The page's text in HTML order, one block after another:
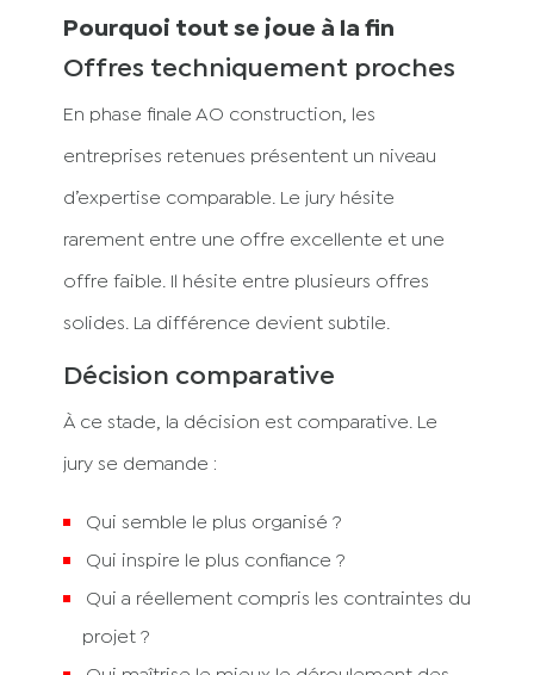
Pourquoi tout se joue à la fin
Offres techniquement proches
En phase finale AO construction, les
entreprises retenues présentent un niveau
d’expertise comparable. Le jury hésite
rarement entre une offre excellente et une
offre faible. Il hésite entre plusieurs offres
solides. La différence devient subtile.
Décision comparative
À ce stade, la décision est comparative. Le
jury se demande :
Qui semble le plus organisé ?
Qui inspire le plus confiance ?
Qui a réellement compris les contraintes du
projet ?